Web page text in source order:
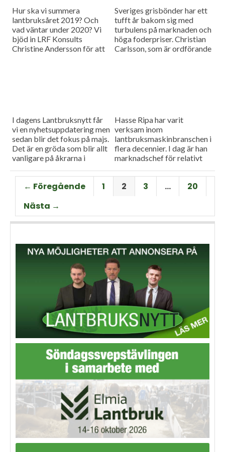
Hur ska vi summera
lantbruksåret 2019? Och
vad väntar under 2020? Vi
bjöd in LRF Konsults
Christine Andersson för att
Sveriges grisbönder har ett
tufft år bakom sig med
turbulens på marknaden och
höga foderpriser. Christian
Carlsson, som är ordförande
I dagens Lantbruksnytt får
vi en nyhetsuppdatering men
sedan blir det fokus på majs.
Det är en gröda som blir allt
vanligare på åkrarna i
som vet allt om majsens
fördelar, men också om
majsens utmaningar, är Hans
Thorell som började odla
grödan redan på 70-talet.
Hasse Ripa har varit
verksam inom
lantbruksmaskinbranschen i
flera decennier. I dag är han
marknadschef för relativt
Machinery med
huvudagenturen Claas. Hur
går det för Swedish Agro
← Föregående 1 2 3 …
20
Nästa →